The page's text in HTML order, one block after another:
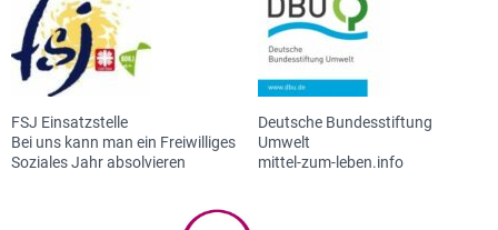
FSJ Einsatzstelle
Bei uns kann man ein Freiwilliges
Soziales Jahr absolvieren
Deutsche Bundesstiftung
Umwelt
mittel-zum-leben.info